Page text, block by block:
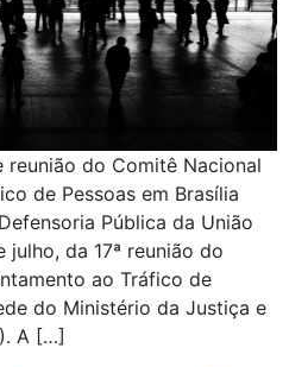
do Comitê Nacional
de Pessoas em Brasília
Pública da União
da 17ª reunião do
ao Tráfico de
do Ministério da Justiça e
A […]